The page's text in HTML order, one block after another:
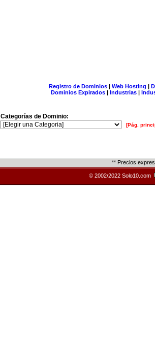
Registro de Dominios| Web Hosting |
Dominios Expirados | Industrias |
Categorías de Dominio:
[Pág.
** Precios
© 2002/2022 Solo10.com